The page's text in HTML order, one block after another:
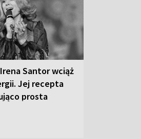
Santor wciąż
Jej recepta
prosta